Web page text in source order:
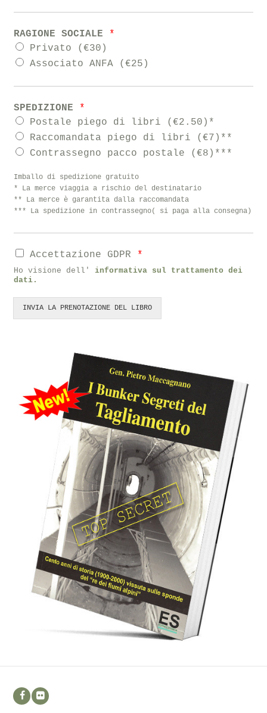
RAGIONE SOCIALE *
Privato (€30)
Associato ANFA (€25)
SPEDIZIONE *
Postale piego di libri (€2.50)*
Raccomandata piego di libri (€7)**
Contrassegno pacco postale (€8)***
Imballo di spedizione gratuito
* La merce viaggia a rischio del destinatario
** La merce è garantita dalla raccomandata
*** La spedizione in contrassegno( si paga alla consegna)
Accettazione GDPR *
Ho visione dell'informativa sul trattamento dei
dati.
INVIA LA PRENOTAZIONE DEL LIBRO